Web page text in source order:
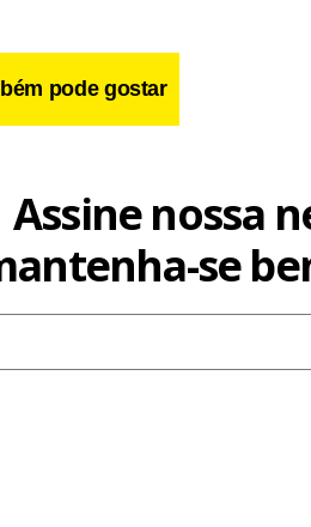
pode gostar
Assine nossa
se